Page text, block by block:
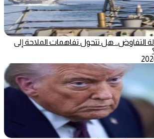
التفاوض.. هل تتحول تفاهمات الملاحة إلى